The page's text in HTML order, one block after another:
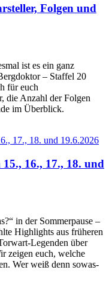
Folgen und
ist es ein ganz
– Staffel 20
für euch
die Anzahl der Folgen
im Überblick.
15., 16., 17., 18. und
in der Sommerpause –
Highlights aus früheren
Legenden über
zeigen euch, welche
Wer weiß denn sowas-